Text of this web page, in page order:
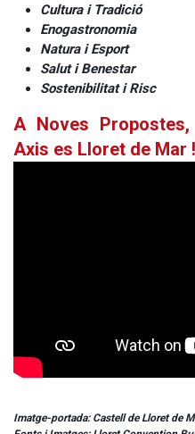
Cultura i Tradició
Enogastronomia
Natura i Esport
Salut i Benestar
Sostenibilitat i Risc
A Noves
Axis es Lloret de Mar
Imatge-portada: Castell de Lloret de